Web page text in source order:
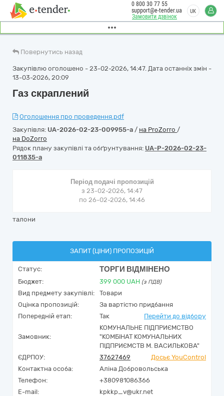
Замовити дзвінок
0 800 30 77 55
support@e-tender.ua
UK
Повернутись назад
Закупівлю оголошено - 23-02-2026, 14:47. Дата останніх змін -
13-03-2026, 20:09
Газ скраплений
Оголошення про проведення.pdf
Закупівля: UA-2026-02-23-009955-a / на ProZorro /
на DoZorro
Рядок плану закупівлі та обґрунтування: UA-P-2026-02-23-
011835-a
Період подачі пропозицій
з 23-02-2026, 14:47
по 26-02-2026, 14:46
талони
ЗАПИТ (ЦІНИ) ПРОПОЗИЦІЙ
Статус: ТОРГИ ВІДМІНЕНО
Бюджет: 399 000 UAH (з ПДВ)
Вид предмету закупівлі:
Товари
Оцінка пропозицій:
За вартістю придбання
Попередній етап:
Так Перейти до відбору
Замовник:
КОМУНАЛЬНЕ ПІДПРИЄМСТВО
"КОМБІНАТ КОМУНАЛЬНИХ
ПІДПРИЄМСТВ М. ВАСИЛЬКОВА"
ЄДРПОУ:
37627469
Досьє YouControl
Контактна особа:
Аліна Добровольська
Телефон:
+380981086366
E-mail:
kpkkp_v@ukr.net